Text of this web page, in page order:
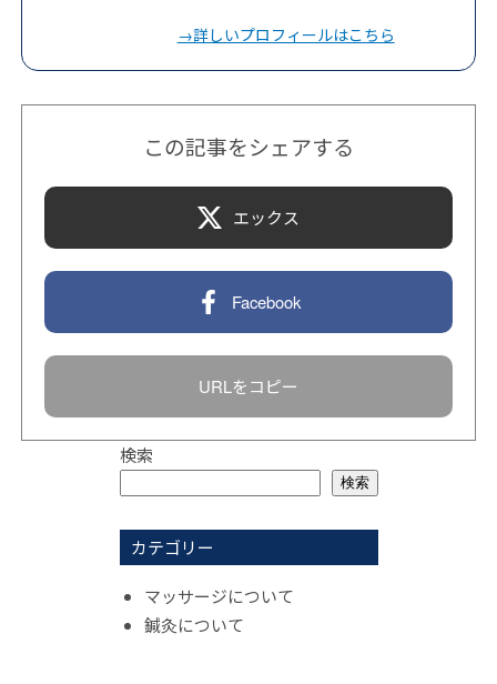
→詳しいプロフィールはこちら
この記事をシェアする
エックス
Facebook
URLをコピー
検索
検索
カテゴリー
マッサージについて
鍼灸について